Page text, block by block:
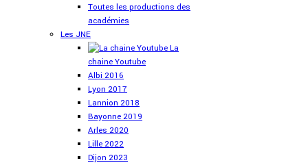
Toutes les productions des
académies
Les JNE
La
chaine Youtube
Albi 2016
Lyon 2017
Lannion 2018
Bayonne 2019
Arles 2020
Lille 2022
Dijon 2023